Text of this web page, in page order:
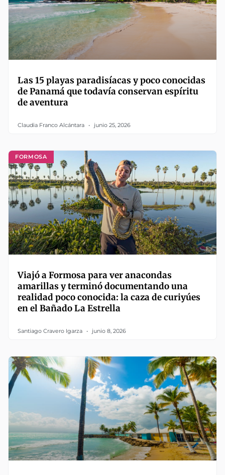
Las 15 playas paradisíacas y poco conocidas
de Panamá que todavía conservan espíritu
de aventura
Claudia Franco Alcántara junio 25, 2026
FORMOSA
Viajó a Formosa para ver anacondas
amarillas y terminó documentando una
realidad poco conocida: la caza de curiyúes
en el Bañado La Estrella
Santiago Cravero Igarza junio 8, 2026